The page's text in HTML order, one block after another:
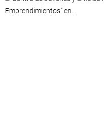
Emprendimientos” en...